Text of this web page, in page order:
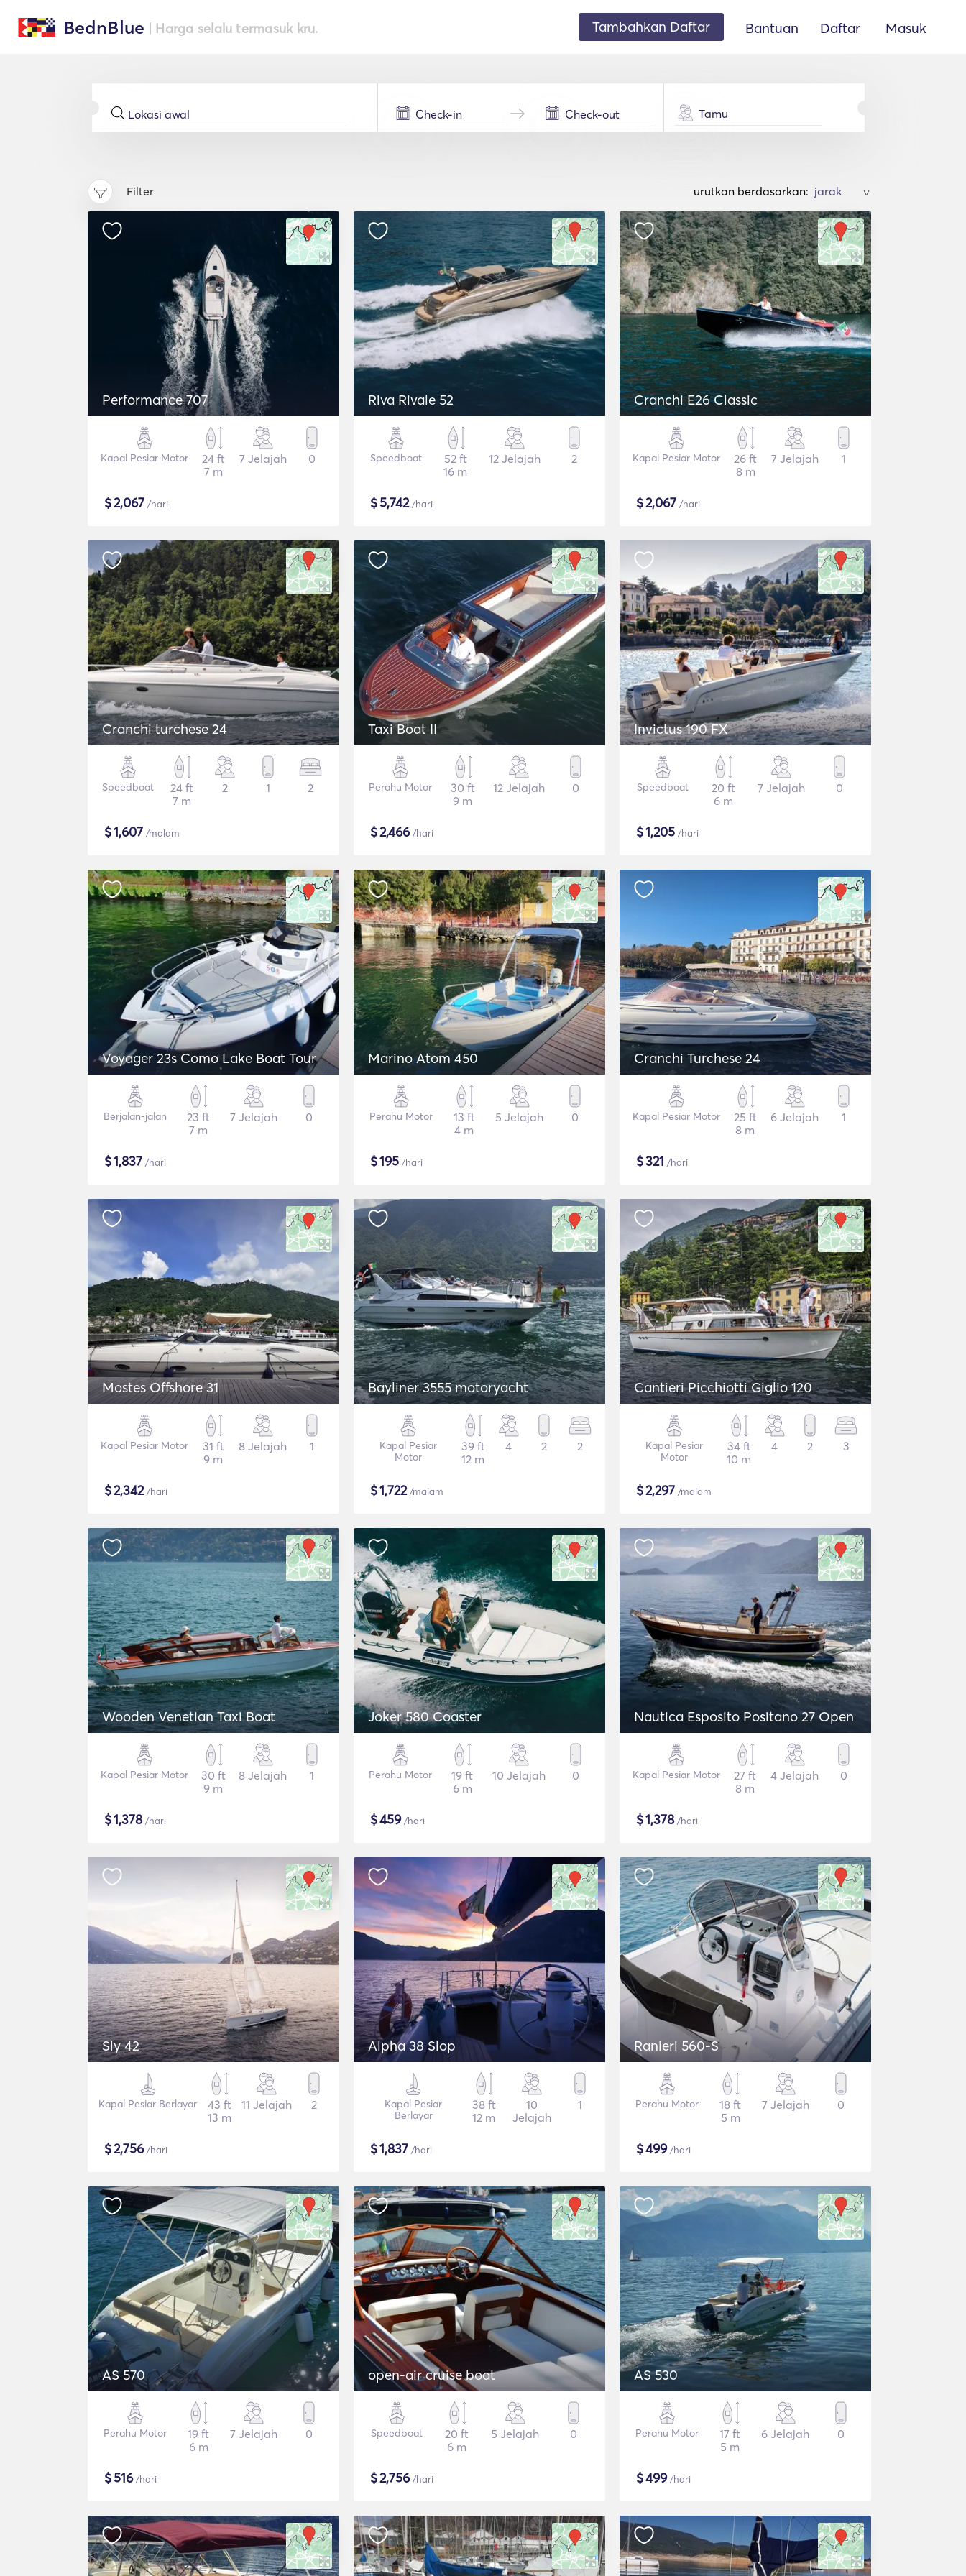
BednBlue | Harga selalu termasuk kru. Tambahkan Daftar Bantuan Daftar Masuk
Tamu
Filter urutkan berdasarkan: >
Performance 707
Kapal Pesiar Motor
24 ft
7 m
7 Jelajah 0
$2,067 /hari
Riva Rivale 52
Speedboat
52 ft
16 m
12 Jelajah 2
$5,742/hari
Cranchi E26 Classic
Kapal Pesiar Motor
26 ft
8 m
7 Jelajah 1
$2,067 /hari
Cranchi turchese 24
Speedboat
24 ft
7 m
2 1 2
$1,607 /malam
Taxi Boat II
Perahu Motor
30 ft
9 m
12 Jelajah 0
$2,466/hari
Invictus 190 FX
Speedboat
20 ft
6 m
7 Jelajah 0
$1,205 /hari
Voyager 23s Como Lake Boat Tour
Berjalan-jalan
23 ft
7 m
7 Jelajah 0
$1,837 /hari
Marino Atom 450
Perahu Motor
13 ft
4 m
5 Jelajah 0
$195 /hari
Cranchi Turchese 24
Kapal Pesiar Motor
25 ft
8 m
6 Jelajah 1
$321 /hari
Mostes Offshore 31
Kapal Pesiar Motor
31 ft
9 m
8 Jelajah 1
$2,342/hari
Bayliner 3555 motoryacht
Kapal Pesiar
Motor
39 ft
12 m
4 2 2
$1,722/malam
Cantieri Picchiotti Giglio 120
Kapal Pesiar
Motor
34 ft
10 m
4 2 3
$2,297 /malam
Wooden Venetian Taxi Boat
Kapal Pesiar Motor
30 ft
9 m
8 Jelajah 1
$1,378/hari
Joker 580 Coaster
Perahu Motor
19 ft
6 m
10 Jelajah 0
$459/hari
Nautica Esposito Positano 27 Open
Kapal Pesiar Motor
27 ft
8 m
4 Jelajah 0
$1,378/hari
Sly 42
Kapal Pesiar Berlayar
43 ft
13 m
11 Jelajah 2
$2,756/hari
Alpha 38 Slop
Kapal Pesiar
Berlayar
38 ft
12 m
10
Jelajah
1
$1,837 /hari
Ranieri 560-S
Perahu Motor
18 ft
5 m
7 Jelajah 0
$499/hari
AS 570
Perahu Motor
19 ft
6 m
7 Jelajah 0
$516/hari
open-air cruise boat
Speedboat
20 ft
6 m
5 Jelajah 0
$2,756/hari
AS 530
Perahu Motor
17 ft
5 m
6 Jelajah 0
$499/hari